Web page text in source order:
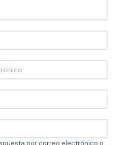
por correo electrónico o